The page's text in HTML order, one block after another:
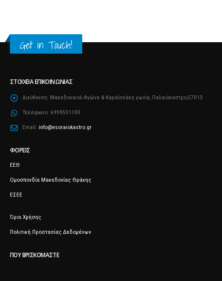
Get in Touch!
ΣΤΟΙΧΕΊΑ ΕΠΙΚΟΙΝΩΝΊΑΣ
Διεύθυνση: Μακεδονικού Αγώνα & Καραΐσκάκη γωνία, Παλαιόκαστρο,57013
Τηλέφωνο: 6999501100
Email: info@esoraiokastro.gr
ΦΟΡΕΊΣ
ΕΕΘ
Ομοσπονδία Μακεδονίας Θράκης
ΕΣΕΕ
Όροι Χρήσης
Πολιτική Προστασίας Δεδομένων
ΠΟΥ ΒΡΙΣΚΌΜΑΣΤΕ